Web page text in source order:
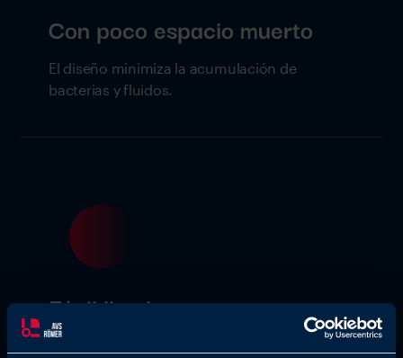
Con poco espacio muerto
El diseño minimiza la acumulación de
bacterias y fluidos.
Fácil limpieza